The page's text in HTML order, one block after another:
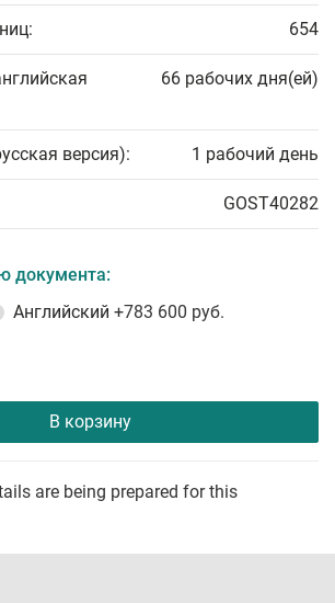
654
66 рабочих дня(ей)
версия): 1 рабочий день
GOST40282
документа:
Английский +783 600 руб.
В корзину
are being prepared for this